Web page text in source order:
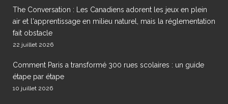
The Conversation : Les Canadiens adorent les jeux en plein
air et l'apprentissage en milieu naturel, mais la réglementation
fait obstacle
22 juillet 2026
Comment Paris a transformé 300 rues scolaires : un guide
étape par étape
10 juillet 2026